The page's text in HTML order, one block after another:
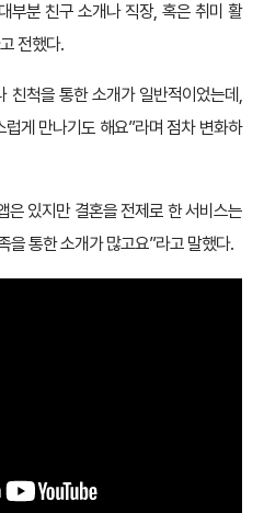
부분 친구 소개나 직장, 혹은 취미 활
전했다.
친척을 통한 소개가 일반적이었는데,
게 만나기도 해요”라며 점차 변화하
은 있지만 결혼을 전제로 한 서비스는
을 통한 소개가 많고요”라고 말했다.